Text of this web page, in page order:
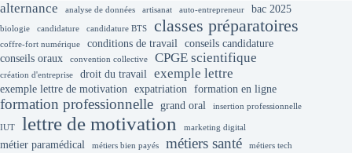
alternance analyse de données artisanat auto-entrepreneur bac 2025
biologie candidature candidature BTS classes préparatoires
coffre-fort numérique conditions de travail conseils candidature
conseils oraux
convention collective CPGE scientifique
création d'entreprise droit du travail exemple lettre
exemple lettre de motivation expatriation formation en ligne
formation professionnelle grand oral insertion professionnelle
IUT lettre de motivation marketing digital
métier paramédical métiers bien payés métiers santé métiers tech